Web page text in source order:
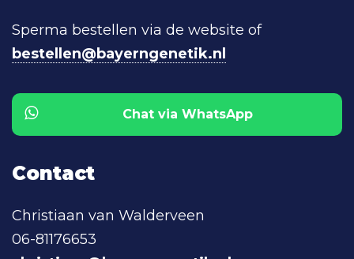
Sperma bestellen via de website of
bestellen@bayerngenetik.nl
Chat via WhatsApp
Contact
Christiaan van Walderveen
06-81176653